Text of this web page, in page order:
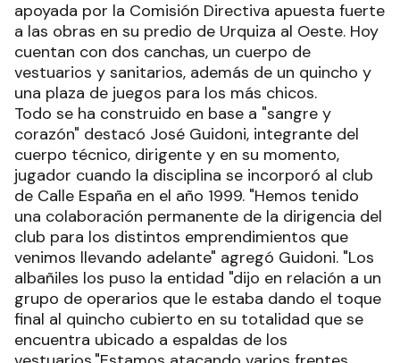
apoyada por la Comisión Directiva apuesta fuerte
a las obras en su predio de Urquiza al Oeste. Hoy
cuentan con dos canchas, un cuerpo de
vestuarios y sanitarios, además de un quincho y
una plaza de juegos para los más chicos.
Todo se ha construido en base a "sangre y
corazón" destacó José Guidoni, integrante del
cuerpo técnico, dirigente y en su momento,
jugador cuando la disciplina se incorporó al club
de Calle España en el año 1999. "Hemos tenido
una colaboración permanente de la dirigencia del
club para los distintos emprendimientos que
venimos llevando adelante" agregó Guidoni. "Los
albañiles los puso la entidad "dijo en relación a un
grupo de operarios que le estaba dando el toque
final al quincho cubierto en su totalidad que se
encuentra ubicado a espaldas de los